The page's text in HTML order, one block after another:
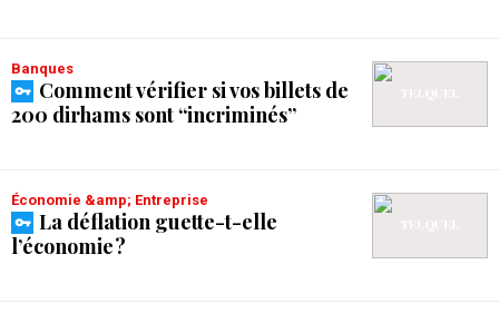
Banques
Comment vérifier si vos billets de
200 dirhams sont “incriminés”
Économie &amp; Entreprise
La déflation guette-t-elle
l’économie ?